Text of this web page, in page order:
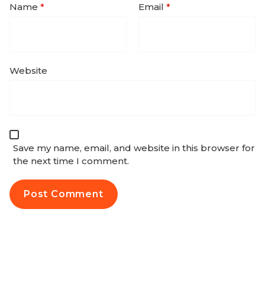
Name * Email *
Website
Save my name, email, and website in this browser for
the next time I comment.